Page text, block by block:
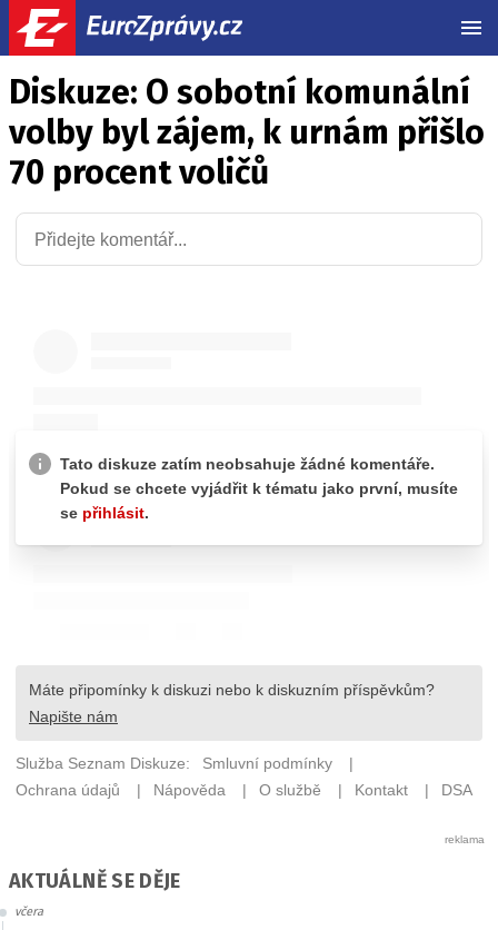
Diskuze: O sobotní komunální
volby byl zájem, k urnám přišlo
70 procent voličů
AKTUÁLNĚ SE DĚJE
včera